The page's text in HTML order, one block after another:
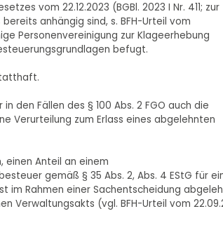
vom 22.12.2023 (BGBl. 2023 I Nr. 411; zur
anhängig sind, s. BFH-Urteil vom
Personenvereinigung zur Klageerhebung
befugt.
den Fällen des § 100 Abs. 2 FGO auch die
Verurteilung zum Erlass eines abgelehnten
einen Anteil an einem
gemäß § 35 Abs. 2, Abs. 4 EStG für
im Rahmen einer Sachentscheidung
(vgl. BFH-Urteil vom